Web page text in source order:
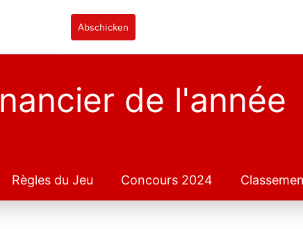
Abschicken
de l'année
Règles du Jeu Concours 2024